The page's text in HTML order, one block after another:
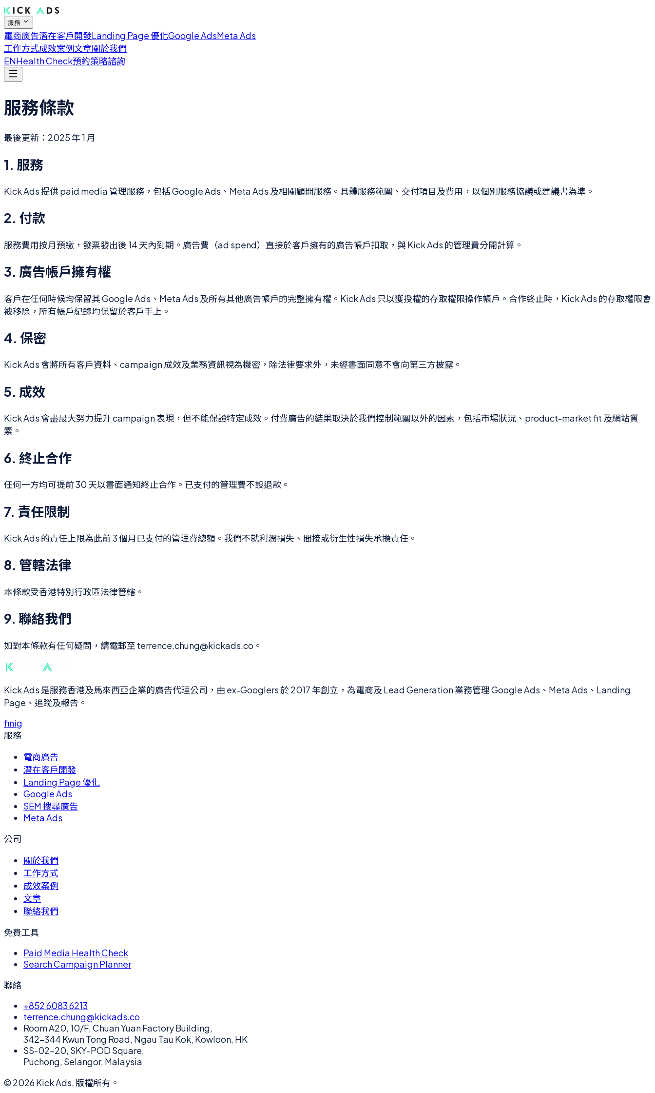
服務
電商廣告潛在客戶開發Landing Page 優化Google AdsMeta Ads
工作方式成效案例文章關於我們
ENHealth Check預約策略諮詢
服務條款
最後更新：2025 年 1 月
1. 服務
Kick Ads 提供 paid media 管理服務，包括 Google Ads、Meta Ads 及相關顧問服務。具體服務範圍、交付項目及費用，以個別服務協議或建議書為準。
2. 付款
服務費用按月預繳，發票發出後 14 天內到期。廣告費（ad spend）直接於客戶擁有的廣告帳戶扣取，與 Kick Ads 的管理費分開計算。
3. 廣告帳戶擁有權
客戶在任何時候均保留其 Google Ads、Meta Ads 及所有其他廣告帳戶的完整擁有權。Kick Ads 只以獲授權的存取權限操作帳戶。合作終止時，Kick Ads 的存取權限會
被移除，所有帳戶紀錄均保留於客戶手上。
4. 保密
Kick Ads 會將所有客戶資料、campaign 成效及業務資訊視為機密，除法律要求外，未經書面同意不會向第三方披露。
5. 成效
Kick Ads 會盡最大努力提升 campaign 表現，但不能保證特定成效。付費廣告的結果取決於我們控制範圍以外的因素，包括市場狀況、product-market fit 及網站質
素。
6. 終止合作
任何一方均可提前 30 天以書面通知終止合作。已支付的管理費不設退款。
7. 責任限制
Kick Ads 的責任上限為此前 3 個月已支付的管理費總額。我們不就利潤損失、間接或衍生性損失承擔責任。
8. 管轄法律
本條款受香港特別行政區法律管轄。
9. 聯絡我們
如對本條款有任何疑問，請電郵至 terrence.chung@kickads.co。
Kick Ads 是服務香港及馬來西亞企業的廣告代理公司，由 ex-Googlers 於 2017 年創立，為電商及 Lead Generation 業務管理 Google Ads、Meta Ads、Landing
Page、追蹤及報告。
finig
服務
電商廣告
潛在客戶開發
Landing Page 優化
Google Ads
SEM 搜尋廣告
Meta Ads
公司
關於我們
工作方式
成效案例
文章
聯絡我們
免費工具
Paid Media Health Check
Search Campaign Planner
聯絡
+852 6083 6213
terrence.chung@kickads.co
Room A20, 10/F, Chuan Yuan Factory Building,
342-344 Kwun Tong Road, Ngau Tau Kok, Kowloon, HK
SS-02-20, SKY-POD Square,
Puchong, Selangor, Malaysia
© 2026 Kick Ads. 版權所有。